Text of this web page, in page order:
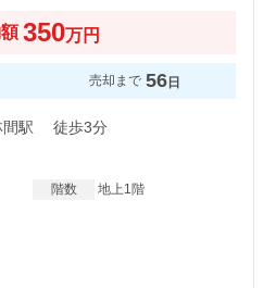
350万円
売却まで 56日
小田急江ノ島線 南林間駅 徒歩3分
階数
地上1階